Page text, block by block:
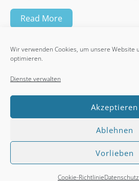
Wir verwenden Cookies, um unsere Website
optimieren.
Dienste verwalten
Akzeptieren
Ablehnen
Vorlieben
Cookie-RichtlinieDatenschutz
Read More
Feedback
© Andreas